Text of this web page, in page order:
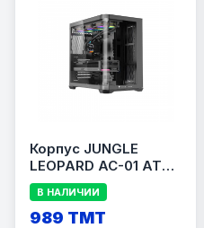
Корпус JUNGLE
LEOPARD AC-01 ATX,
без БП, стекло,
1×USB 3.0 + 2×USB 2.0
В НАЛИЧИИ
989 TMT